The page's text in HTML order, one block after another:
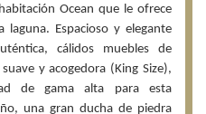
Ocean que le ofrece
Espacioso y elegante
cálidos muebles de
y acogedora (King Size),
de gama alta para esta
una gran ducha de piedra